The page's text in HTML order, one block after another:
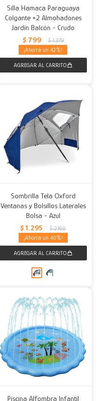
Silla Hamaca Paraguaya
Colgante +2 Almohadones
Jardín Balcón - Crudo
$ 799 $ 1.379
42
Sombrilla Tela Oxford
Ventanas y Bolsillos Laterales
Bolsa - Azul
$ 1.295 $ 2.160
40
Piscina Alfombra Infantil